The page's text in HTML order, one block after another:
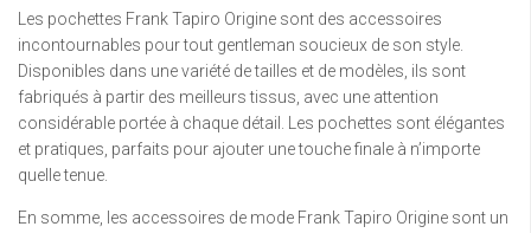
Les pochettes Frank Tapiro Origine sont des accessoires
incontournables pour tout gentleman soucieux de son style.
Disponibles dans une variété de tailles et de modèles, ils sont
fabriqués à partir des meilleurs tissus, avec une attention
considérable portée à chaque détail. Les pochettes sont élégantes
et pratiques, parfaits pour ajouter une touche finale à n’importe
quelle tenue.
En somme, les accessoires de mode Frank Tapiro Origine sont un